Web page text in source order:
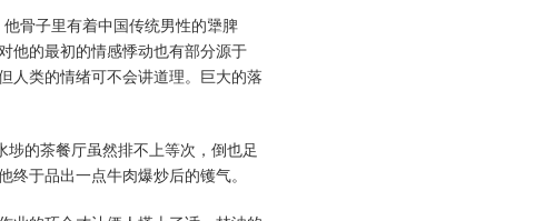
骨子里有着中国传统男性的犟脾
他的最初的情感悸动也有部分源于
人类的情绪可不会讲道理。巨大的落
埗的茶餐厅虽然排不上等次，倒也足
于品出一点牛肉爆炒后的镬气。